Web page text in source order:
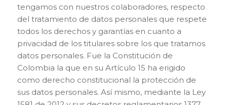
tengamos con nuestros colaboradores, respecto
del tratamiento de datos personales que respete
todos los derechos y garantías en cuanto a
privacidad de los titulares sobre los que tratamos
datos personales. Fue la Constitución de
Colombia la que en su Artículo 15 ha erigido
como derecho constitucional la protección de
sus datos personales. Así mismo, mediante la Ley